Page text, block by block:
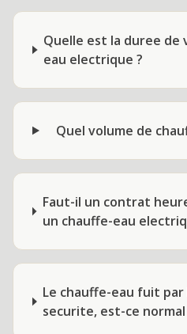
Quelle est la duree de
eau electrique ?
Quel volume de
Faut-il un contrat
un chauffe-eau
Le chauffe-eau fuit
securite, est-ce normal